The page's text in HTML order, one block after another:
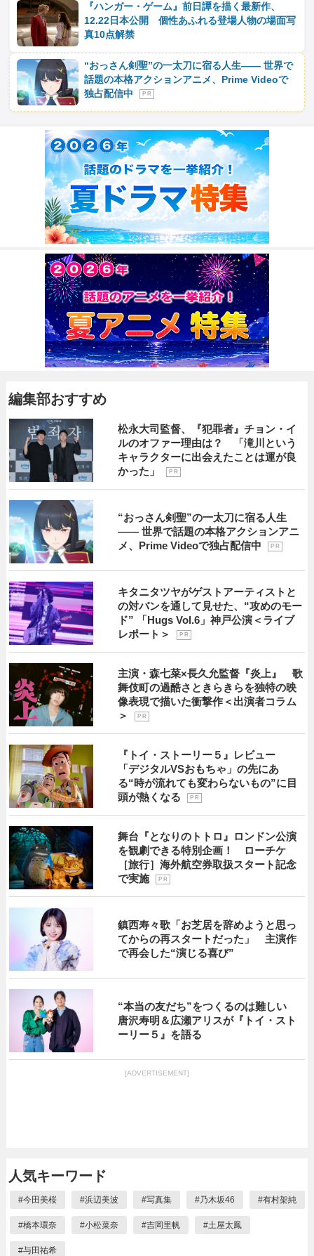
『ハンガー・ゲーム』前日譚を描く最新作、
12.22日本公開 個性あふれる登場人物の場面写
真10点解禁
“おっさん剣聖”の一太刀に宿る人生―― 世界で
話題の本格アクションアニメ、Prime Videoで
独占配信中
P R
編集部おすすめ
松永大司監督、『犯罪者』チョン・イ
ルのオファー理由は？ 「滝川という
キャラクターに出会えたことは運が良
かった」
P R
“おっさん剣聖”の一太刀に宿る人生
―― 世界で話題の本格アクションアニ
メ、Prime Videoで独占配信中
P R
キタニタツヤがゲストアーティストと
の対バンを通して見せた、“攻めのモー
ド” 「Hugs Vol.6」神戸公演＜ライブ
レポート＞
P R
主演・森七菜×長久允監督『炎上』 歌
舞伎町の過酷さときらきらを独特の映
像表現で描いた衝撃作＜出演者コラム
＞
P R
『トイ・ストーリー５』レビュー
「デジタルVSおもちゃ」の先にあ
る“時が流れても変わらないもの”に目
頭が熱くなる
P R
舞台『となりのトトロ』ロンドン公演
を観劇できる特別企画！ ローチケ
［旅行］海外航空券取扱スタート記念
で実施
P R
鎮西寿々歌「お芝居を辞めようと思っ
てからの再スタートだった」 主演作
で再会した“演じる喜び”
“本当の友だち”をつくるのは難しい
唐沢寿明＆広瀬アリスが『トイ・スト
ーリー５』を語る
[ADVERTISEMENT]
人気キーワード
#今田美桜 #浜辺美波 #写真集 #乃木坂46 #有村架純
#橋本環奈 #小松菜奈 #吉岡里帆 #土屋太鳳
#与田祐希